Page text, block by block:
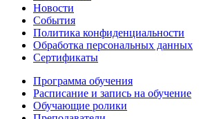
Новости
События
Политика конфиденциальности
Обработка персональных данных
Сертификаты
Программа обучения
Расписание и запись на обучение
Обучающие ролики